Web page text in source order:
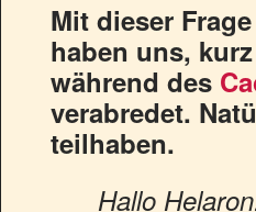
Mit dieser
haben uns,
während des
verabredet.
teilhaben.
Hallo